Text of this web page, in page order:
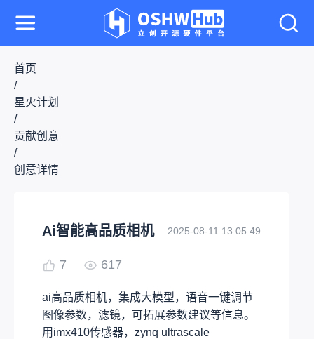
首页
/
星火计划
/
贡献创意
/
创意详情
Ai智能高品质相机 2025-08-11 13:05:49
7 617
ai高品质相机，集成大模型，语音一键调节
图像参数，滤镜，可拓展参数建议等信息。
用imx410传感器，zynq ultrascale